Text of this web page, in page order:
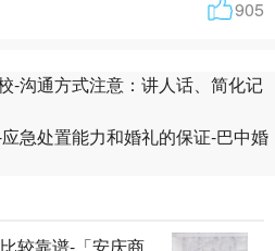
905
-沟通方式注意：讲人话、简化记
急处置能力和婚礼的保证-巴中婚
较靠谱-「安庆商